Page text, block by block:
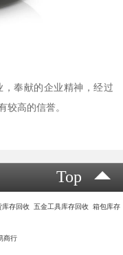
，奉献的企业精神，经过
较高的信誉。
Top
存回收 五金工具库存回收 箱包库存
商行